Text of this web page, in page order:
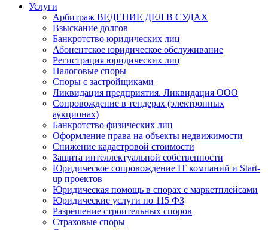
Услуги
Арбитраж ВЕДЕНИЕ ДЕЛ В СУДАХ
Взыскание долгов
Банкротство юридических лиц
Абонентское юридическое обслуживание
Регистрация юридических лиц
Налоговые споры
Споры с застройщиками
Ликвидация предприятия. Ликвидация ООО
Сопровождение в тендерах (электронных
аукционах)
Банкротство физических лиц
Оформление права на объекты недвижимости
Снижение кадастровой стоимости
Защита интеллектуальной собственности
Юридическое сопровождение IT компаний и Start-
up проектов
Юридическая помощь в спорах с маркетплейсами
Юридические услуги по 115 ФЗ
Разрешение строительных споров
Страховые споры